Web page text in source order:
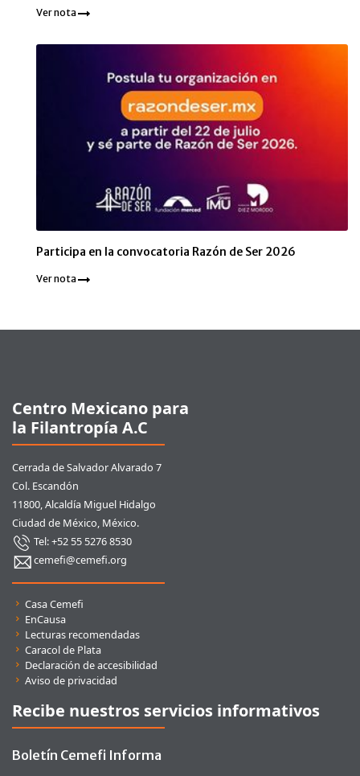
Ver nota
Participa en la convocatoria Razón de Ser 2026
Ver nota
Centro Mexicano para
la Filantropía A.C
Cerrada de Salvador Alvarado 7
Col. Escandón
11800, Alcaldía Miguel Hidalgo
Ciudad de México, México.
Tel: +52 55 5276 8530
cemefi@cemefi.org
Enlaces rápidos
Casa Cemefi
EnCausa
Lecturas recomendadas
Caracol de Plata
Declaración de accesibilidad
Aviso de privacidad
Recibe nuestros servicios informativos
Boletín Cemefi Informa